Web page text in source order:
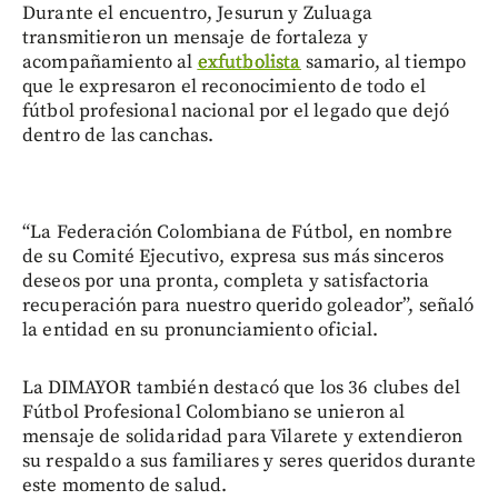
Durante el encuentro, Jesurun y Zuluaga
transmitieron un mensaje de fortaleza y
acompañamiento al exfutbolista samario, al tiempo
que le expresaron el reconocimiento de todo el
fútbol profesional nacional por el legado que dejó
dentro de las canchas.
“La Federación Colombiana de Fútbol, en nombre
de su Comité Ejecutivo, expresa sus más sinceros
deseos por una pronta, completa y satisfactoria
recuperación para nuestro querido goleador”, señaló
la entidad en su pronunciamiento oficial.
La DIMAYOR también destacó que los 36 clubes del
Fútbol Profesional Colombiano se unieron al
mensaje de solidaridad para Vilarete y extendieron
su respaldo a sus familiares y seres queridos durante
este momento de salud.